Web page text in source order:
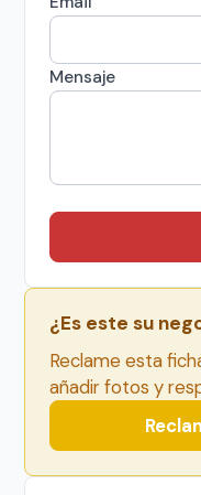
Mensaje
¿Es este su
Reclame esta
añadir fotos y